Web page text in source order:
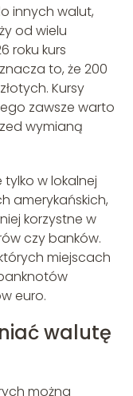
innych walut,
od wielu
roku kurs
to, że 200
Kursy
zawsze warto
wymianą
w lokalnej
amerykańskich,
korzystne w
czy banków.
miejscach
euro.
walutę
można